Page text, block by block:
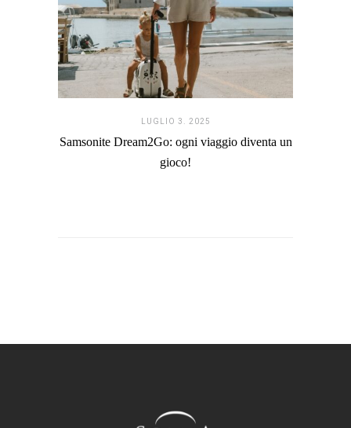
LUGLIO 3. 2025
Samsonite Dream2Go: ogni viaggio diventa un
gioco!